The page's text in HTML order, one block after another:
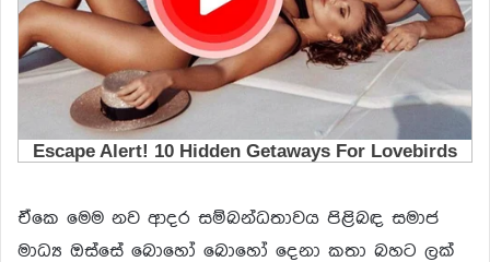
ඒකෙ මෙම නව ආදර සම්බන්ධතාවය පිළිබඳ සමාජ
මාධ්‍ය ඔස්සේ බොහෝ බොහෝ දෙනා කතා බහට ලක්